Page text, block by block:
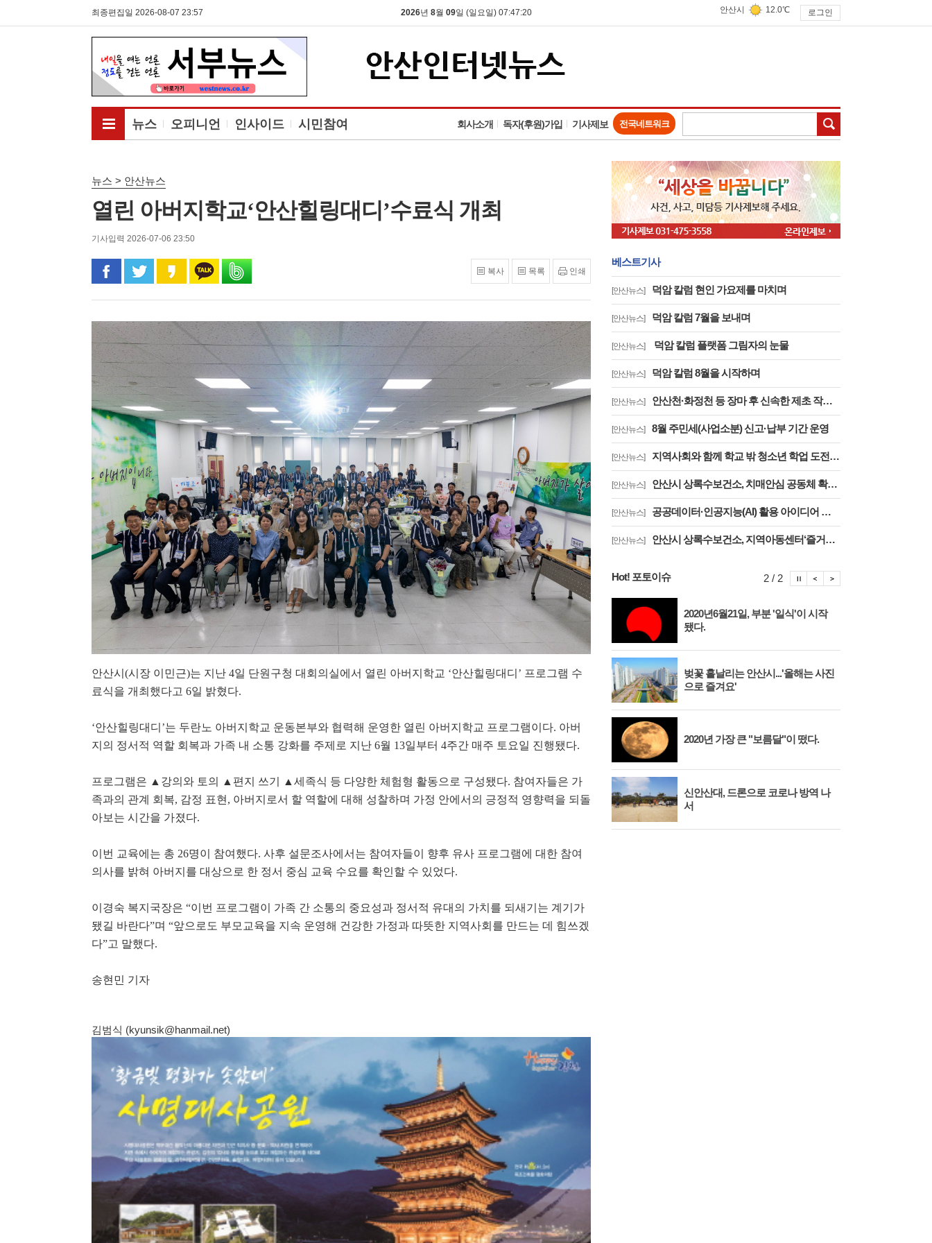
최종편집일 2026-08-07 23:57 2026년 8월 09일 (일요일) 07:47:21 안산시 12.0℃ 로그인
뉴스 오피니언 인사이드 시민참여 회사소개 독자(후원)가입 기사제보 전국네트워크
전체메뉴보기
뉴스 > 안산뉴스
열린 아버지학교‘안산힐링대디’수료식 개최
기사입력 2026-07-06 23:50
페이스북으로 공유
트위터로 공유카카오 스토리로 공유
카카오톡으로 공유
복사 목록 인쇄
안산시(시장 이민근)는 지난 4일 단원구청 대회의실에서 열린 아버지학교 ‘안산힐링대디’ 프로그램 수
료식을 개최했다고 6일 밝혔다.
‘안산힐링대디’는 두란노 아버지학교 운동본부와 협력해 운영한 열린 아버지학교 프로그램이다. 아버
지의 정서적 역할 회복과 가족 내 소통 강화를 주제로 지난 6월 13일부터 4주간 매주 토요일 진행됐다.
프로그램은 ▲강의와 토의 ▲편지 쓰기 ▲세족식 등 다양한 체험형 활동으로 구성됐다. 참여자들은 가
족과의 관계 회복, 감정 표현, 아버지로서 할 역할에 대해 성찰하며 가정 안에서의 긍정적 영향력을 되돌
아보는 시간을 가졌다.
이번 교육에는 총 26명이 참여했다. 사후 설문조사에서는 참여자들이 향후 유사 프로그램에 대한 참여
의사를 밝혀 아버지를 대상으로 한 정서 중심 교육 수요를 확인할 수 있었다.
이경숙 복지국장은 “이번 프로그램이 가족 간 소통의 중요성과 정서적 유대의 가치를 되새기는 계기가
됐길 바란다”며 “앞으로도 부모교육을 지속 운영해 건강한 가정과 따뜻한 지역사회를 만드는 데 힘쓰겠
다”고 말했다.
송현민 기자
김범식 (kyunsik@hanmail.net)
베스트기사
[안산뉴스] 덕암 칼럼 현인 가요제를 마치며
[안산뉴스] 덕암 칼럼 7월을 보내며
[안산뉴스] 덕암 칼럼 플랫폼 그림자의 눈물
[안산뉴스] 덕암 칼럼 8월을 시작하며
[안산뉴스] 안산천·화정천 등 장마 후 신속한 제초 작업 실시
[안산뉴스] 8월 주민세(사업소분) 신고·납부 기간 운영
[안산뉴스] 지역사회와 함께 학교 밖 청소년 학업 도전 지원
[안산뉴스] 안산시 상록수보건소, 치매안심 공동체 확산 나선다
[안산뉴스] 공공데이터·인공지능(AI) 활용 아이디어 공모전 수상작 5건 선정
[안산뉴스] 안산시 상록수보건소, 지역아동센터‘즐거운 양치교실’운영
Hot! 포토이슈
2020년6월21일, 부분 '일식'이 시작
됐다.
벚꽃 흩날리는 안산시...'올해는 사진
으로 즐겨요'
2020년 가장 큰 "보름달"이 떴다.
신안산대, 드론으로 코로나 방역 나
서
안산문화광장 성탄트리 점등행사
시화나래휴게소 조력문화관달전망
안산 초지동 화정천 단풍나무
시흥 관곡지 연꽃
2020년6월21일, 부분 '일식'이 시작
됐다.
벚꽃 흩날리는 안산시...'올해는 사진
으로 즐겨요'
2020년 가장 큰 "보름달"이 떴다.
신안산대, 드론으로 코로나 방역 나
서
2 / 2 포토이슈 이전보기
포토이슈 정지